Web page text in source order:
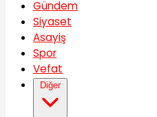
Gündem
Siyaset
Asayiş
Spor
Vefat
Diğer